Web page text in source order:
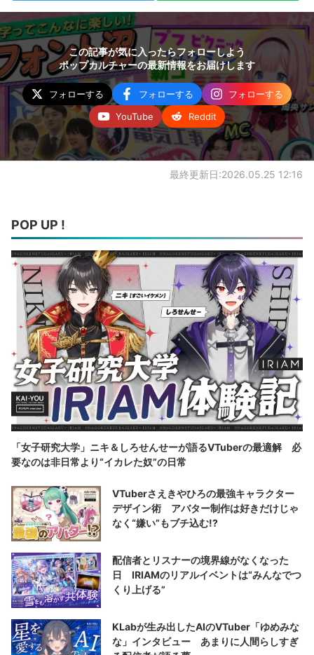
この記事が気に入ったらフォローしよう
ポップカルチャーの最新情報をお届けします
フォローする フォローする
フォローする
YouTube
Reddit
最終更新日:2026.05.25 12:16
POP UP !
「女子研究大学」ニキ＆しろせんせーが語るVTuberの最適解 必
要なのは非日常より“イカレた奴”の日常
VTuberさえきやひろの最強キャラクター
デザイン術 アバター制作は好きだけじゃ
なく“嫌い”もブチ込む!?
配信者とリスナーの境界線がなくなった
日 IRIAMのリアルイベントは“みんなでつ
くり上げる”
KLabが生み出したAIのVTuber「ゆめみな
な」インタビュー あまりに人間らしすぎ